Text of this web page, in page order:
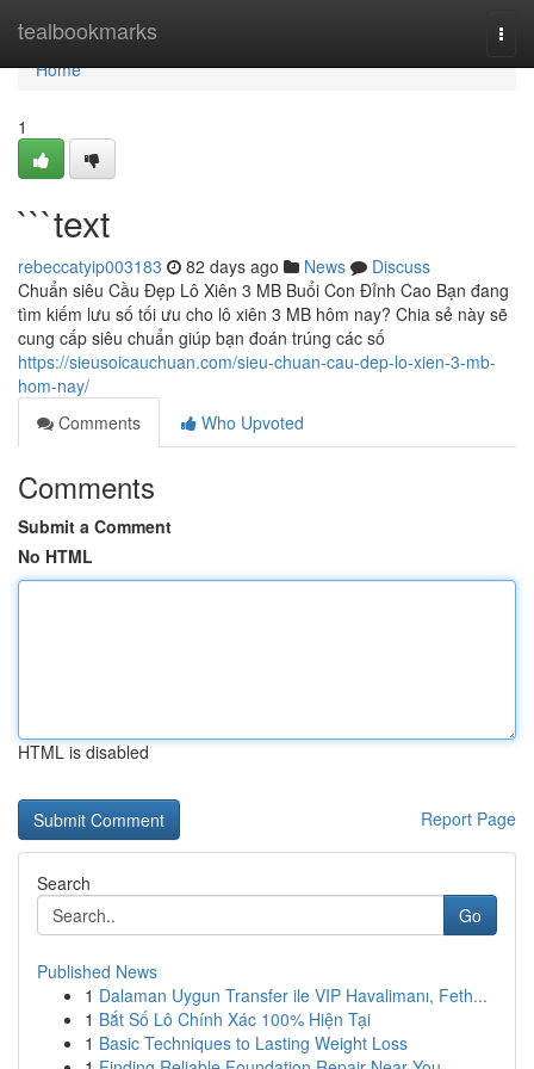
tealbookmarks
Home
Home
1
```text
rebeccatyip003183 82 days ago News
Discuss
Chuẩn siêu Cầu Đẹp Lô Xiên 3 MB Buổi Con Đỉnh Cao Bạn đang
tìm kiếm lưu số tối ưu cho lô xiên 3 MB hôm nay? Chia sẻ này sẽ
cung cấp siêu chuẩn giúp bạn đoán trúng các số
https://sieusoicauchuan.com/sieu-chuan-cau-dep-lo-xien-3-mb-
hom-nay/
Comments
Who Upvoted
Comments
Submit a Comment
No HTML
HTML is disabled
Report Page
Search
Go
Published News
1 Dalaman Uygun Transfer ile VIP Havalimanı, Feth...
1 Bắt Số Lô Chính Xác 100% Hiện Tại
1 Basic Techniques to Lasting Weight Loss